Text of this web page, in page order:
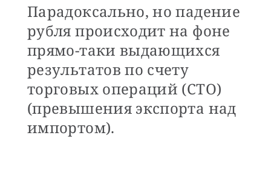
Парадоксально, но падение
рубля происходит на фоне
прямо-таки выдающихся
результатов по счету
торговых операций (СТО)
(превышения экспорта над
импортом).